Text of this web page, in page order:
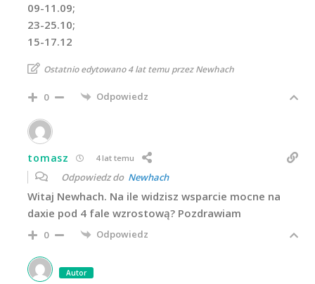
09-11.09;
23-25.10;
15-17.12
Ostatnio edytowano 4 lat temu przez Newhach
0 Odpowiedz
tomasz 4 lat temu
Odpowiedz do Newhach
Witaj Newhach. Na ile widzisz wsparcie mocne na
daxie pod 4 fale wzrostową? Pozdrawiam
0 Odpowiedz
Autor